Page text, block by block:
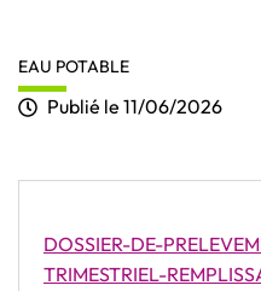
EAU POTABLE
Publié le 11/06/2026
DOSSIER-DE-
TRIMESTRIEL-